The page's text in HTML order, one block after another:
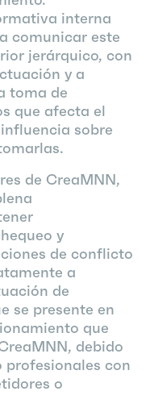
interna
comunicar este
jerárquico, con
y a
toma de
que afecta el
sobre
de CreaMNN,
y
de conflicto
a
de
se presente en
que
debido
profesionales con
o